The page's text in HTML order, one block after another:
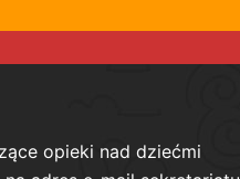
opieki nad dziećmi